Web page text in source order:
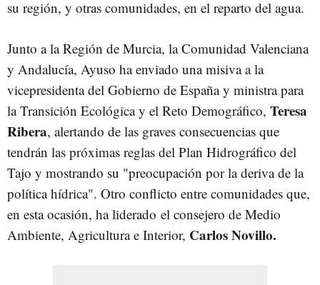
su región, y otras comunidades, en el reparto del agua.
Junto a la Región de Murcia, la Comunidad Valenciana
y Andalucía, Ayuso ha enviado una misiva a la
vicepresidenta del Gobierno de España y ministra para
la Transición Ecológica y el Reto Demográfico, Teresa
Ribera, alertando de las graves consecuencias que
tendrán las próximas reglas del Plan Hidrográfico del
Tajo y mostrando su "preocupación por la deriva de la
política hídrica". Otro conflicto entre comunidades que,
en esta ocasión, ha liderado el consejero de Medio
Ambiente, Agricultura e Interior, Carlos Novillo.